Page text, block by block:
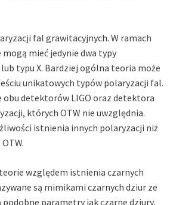
fal grawitacyjnych. W ramach
mieć jedynie dwa typy
typu X. Bardziej ogólna teoria może
unikatowych typów polaryzacji fal.
obu detektorów LIGO oraz detektora
których OTW nie uwzględnia.
istnienia innych polaryzacji niż
względem istnienia czarnych
są mimikami czarnych dziur ze
parametry jak czarne dziury,